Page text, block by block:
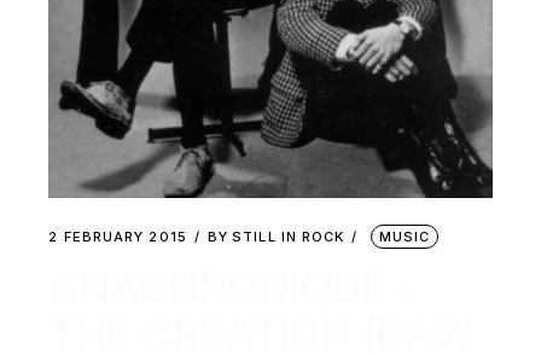
2 FEBRUARY 2015 BY STILL IN ROCK MUSIC